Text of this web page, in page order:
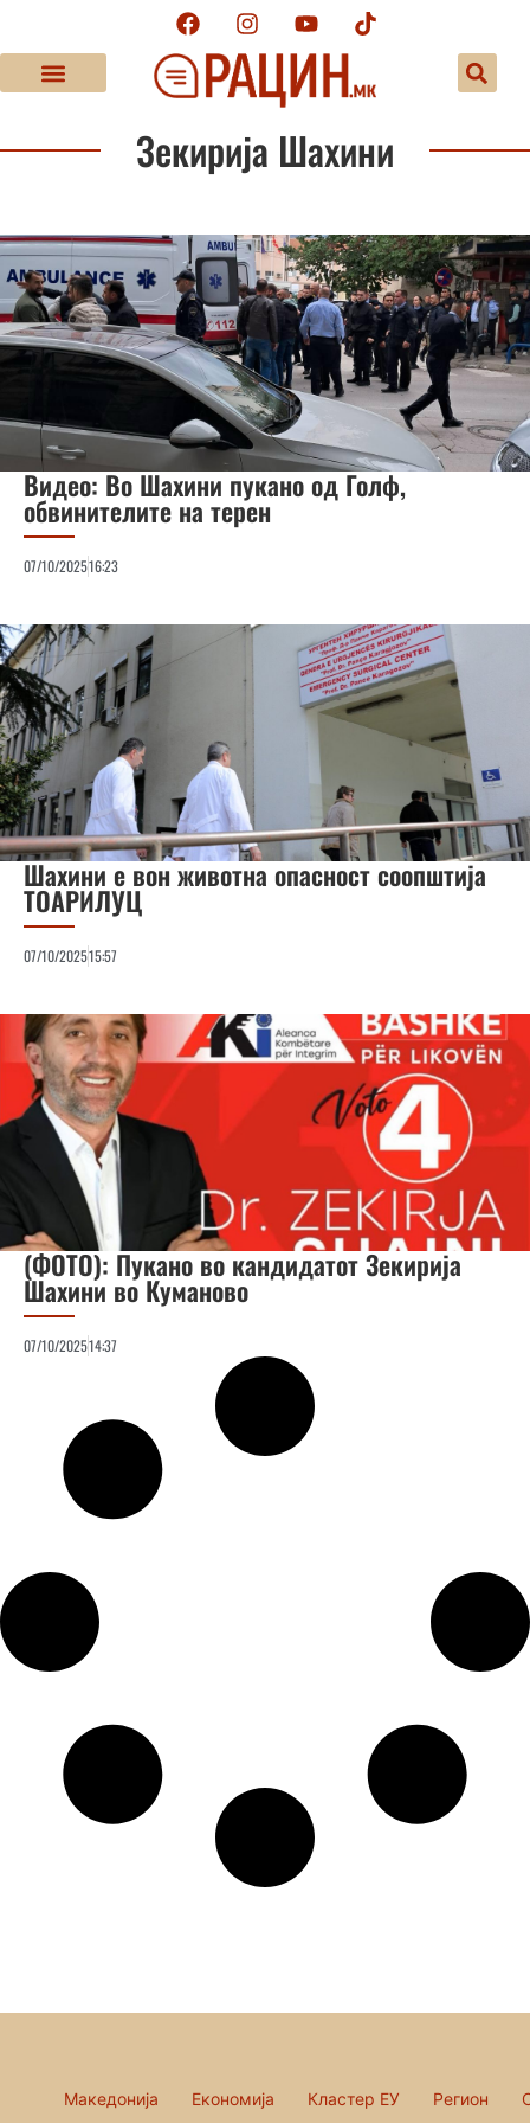
Зекирија Шахини
Видео: Во Шахини пукано од Голф,
обвинителите на терен
07/10/202516:23
Шахини е вон животна опасност соопштија
ТОАРИЛУЦ
07/10/202515:57
(ФОТО): Пукано во кандидатот Зекирија
Шахини во Куманово
07/10/202514:37
Македонија Економија Кластер ЕУ Регион